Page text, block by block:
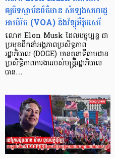
ឲ្យបិទស្ថាប័នព័ត៌មាន សំឡេងសហរដ្ឋ
អាម៉េរិក (VOA) និងវិទ្យុអឺរ៉ុបសេរី
លោក Elon Musk ដែលបច្ចុប្បន្ន ជា
ប្រមុខដឹកនាំអង្គភាពប្រសិទ្ធភាព
រដ្ឋាភិបាល (DOGE) មានតួនាទីតាមដាន
ប្រសិទ្ធិភាពការងាររបស់មន្រ្តីរដ្ឋាភិបាល
បាន…